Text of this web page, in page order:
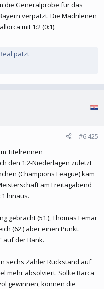
die Generalprobe für das
verpatzt. Die Madrilenen
mit 1:2 (0:1).
patzt
#6.425
Titelrennen
den 1:2-Niederlagen zuletzt
(Champions League) kam
am Freitagabend
hinaus.
gebracht (51.), Thomas Lemar
(62.) aber einen Punkt.
auf der Bank.
sechs Zähler Rückstand auf
mehr absolviert. Sollte Barca
gewinnen, können die